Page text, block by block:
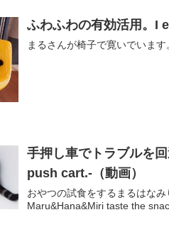
ふわふわの有効活用。
まるさんが椅子で寛いでいま
手押し車でトラブルを
push cart.-（動画）
おやつの試食をするまるはな
Maru&Hana&Miri taste the